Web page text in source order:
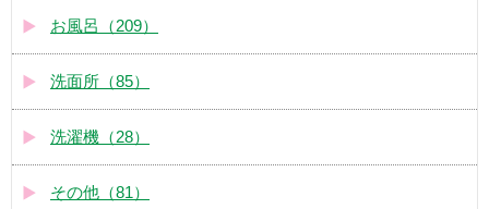
お風呂（209）
洗面所（85）
洗濯機（28）
その他（81）